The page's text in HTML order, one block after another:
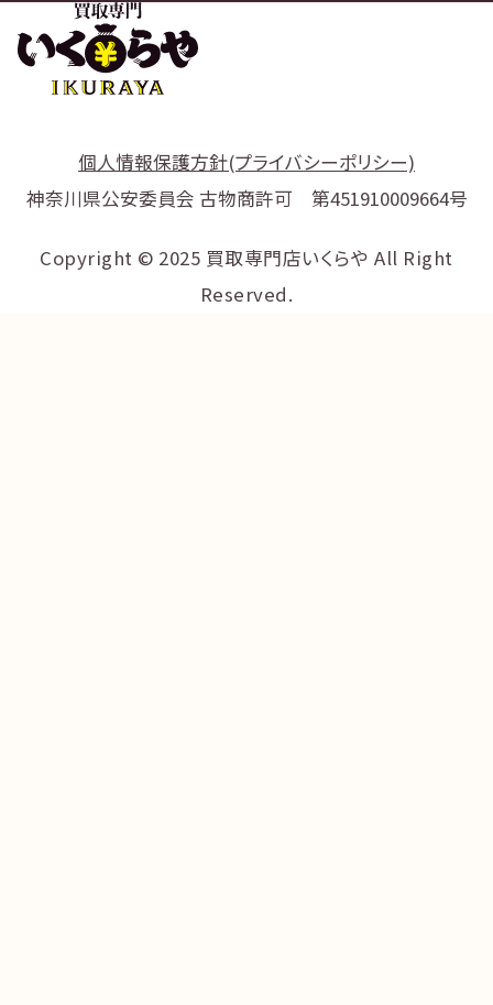
個人情報保護方針(プライバシーポリシー)
神奈川県公安委員会 古物商許可 第451910009664号
Copyright © 2025 買取専門店いくらや All Right
Reserved.